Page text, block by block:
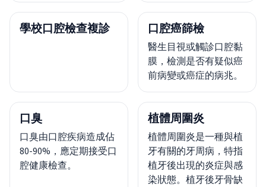
學校口腔檢查複診 口腔癌篩檢
醫生目視或觸診口腔黏
膜，檢測是否有疑似癌
前病變或癌症的病兆。
口臭
口臭由口腔疾病造成佔
80-90%，應定期接受口
腔健康檢查。
植體周圍炎
植體周圍炎是一種與植
牙有關的牙周病，特指
植牙後出現的炎症與感
染狀態。植牙後牙骨缺